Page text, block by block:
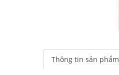
Thông tin sản phẩm